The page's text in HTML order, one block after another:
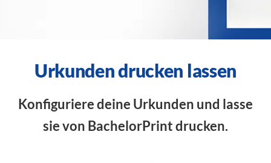
Urkunden drucken lassen
Konfiguriere deine Urkunden und lasse
sie von BachelorPrint drucken.